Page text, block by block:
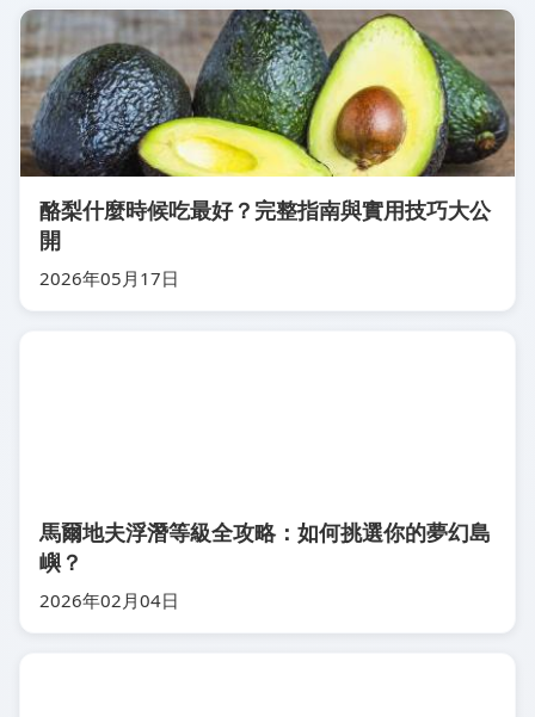
酪梨什麼時候吃最好？完整指南與實用技巧大公
開
2026年05月17日
馬爾地夫浮潛等級全攻略：如何挑選你的夢幻島
嶼？
2026年02月04日